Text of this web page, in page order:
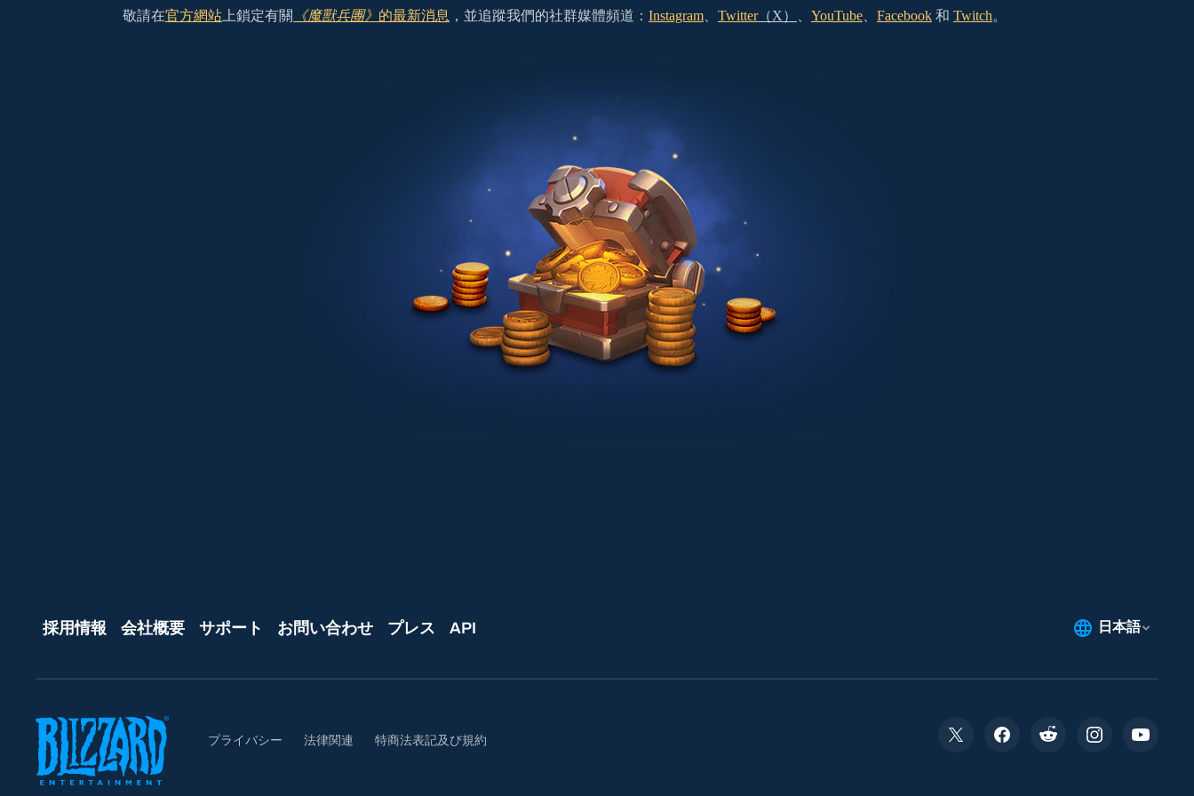
敬請在官方網站 上鎖定有關 《魔獸兵團》 的最新消息 ，並追蹤我們的社群媒體頻道： Instagram Twitter（X） YouTube Facebook 和 Twitch。